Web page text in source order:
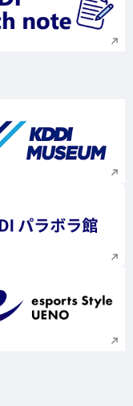
新規ウィンドウで
新規ウィンドウで
新規ウィンドウで
新規ウィンドウで